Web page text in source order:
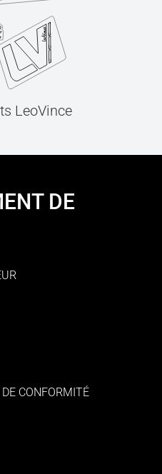
LeoVince
DE
CONFORMITÉ